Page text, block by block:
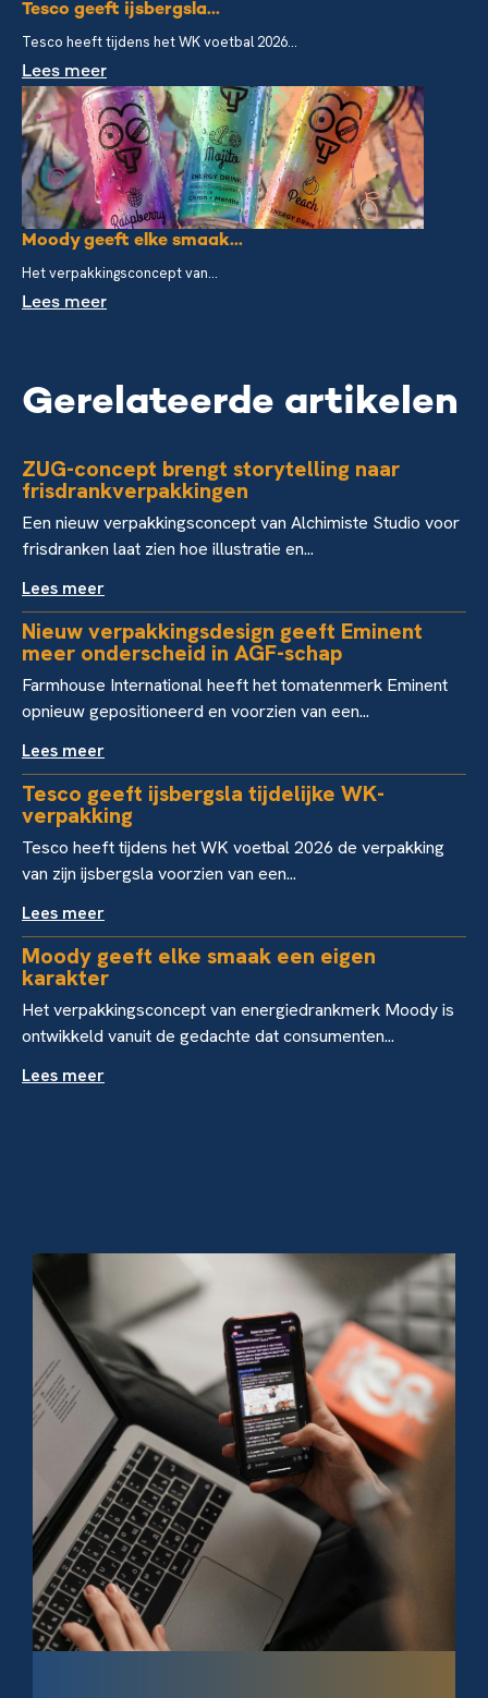
Tesco geeft ijsbergsla...
Tesco heeft tijdens het WK voetbal 2026...
Lees meer
Moody geeft elke smaak...
Het verpakkingsconcept van...
Lees meer
Gerelateerde artikelen
ZUG-concept brengt storytelling naar
frisdrankverpakkingen
Een nieuw verpakkingsconcept van Alchimiste Studio voor
frisdranken laat zien hoe illustratie en...
Lees meer
Nieuw verpakkingsdesign geeft Eminent
meer onderscheid in AGF-schap
Farmhouse International heeft het tomatenmerk Eminent
opnieuw gepositioneerd en voorzien van een...
Lees meer
Tesco geeft ijsbergsla tijdelijke WK-
verpakking
Tesco heeft tijdens het WK voetbal 2026 de verpakking
van zijn ijsbergsla voorzien van een...
Lees meer
Moody geeft elke smaak een eigen
karakter
Het verpakkingsconcept van energiedrankmerk Moody is
ontwikkeld vanuit de gedachte dat consumenten...
Lees meer